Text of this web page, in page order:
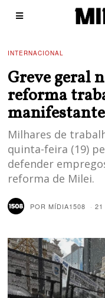
INTERNACIONAL
Greve geral
reforma
Milhares de
quinta-feira (19)
defender
reforma de Milei.
PORMÍDIA1508 21